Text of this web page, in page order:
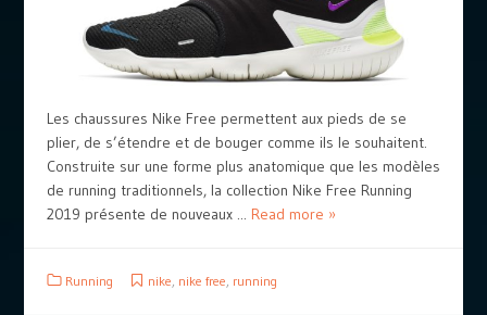
Les chaussures Nike Free permettent aux pieds de se
plier, de s’étendre et de bouger comme ils le souhaitent.
Construite sur une forme plus anatomique que les modèles
de running traditionnels, la collection Nike Free Running
2019 présente de nouveaux ... Read more »
Running nike, nike free, running